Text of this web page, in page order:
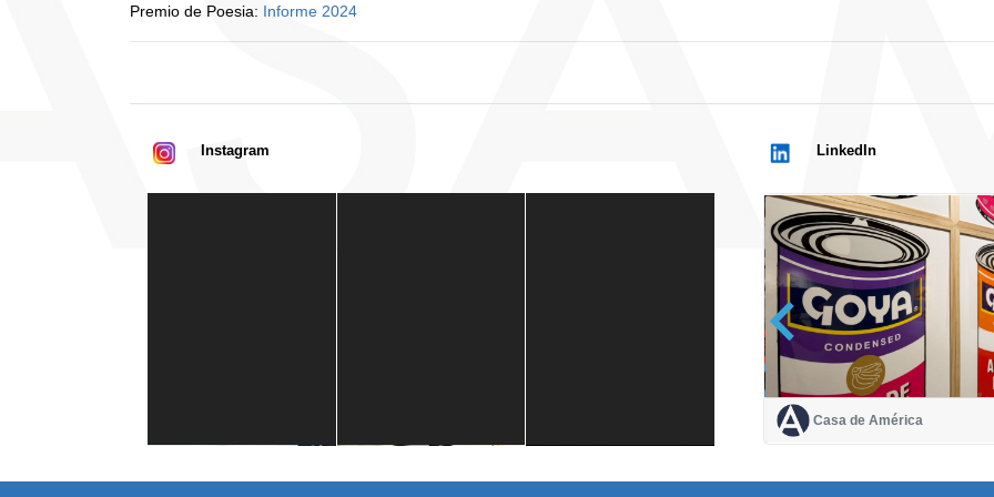
Premio de Poesia: Informe 2024
Instagram LinkedIn
Casa de América